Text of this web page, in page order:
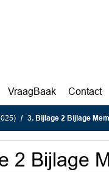
VraagBaak Contact
3. Bijlage 2 Bijlage
2 Bijlage